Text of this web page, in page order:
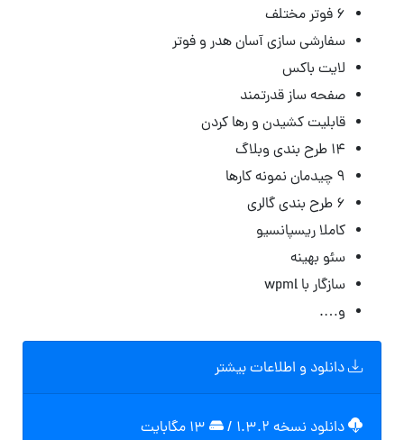
۶ فوتر مختلف
سفارشی سازی آسان هدر و فوتر
لایت باکس
صفحه ساز قدرتمند
قابلیت کشیدن و رها کردن
۱۴ طرح بندی وبلاگ
۹ چیدمان نمونه کارها
۶ طرح بندی گالری
کاملا ریسپانسیو
سئو بهینه
سازگار با wpml
و….
دانلود و اطلاعات بیشتر
دانلود نسخه ۱.۳.۲ /